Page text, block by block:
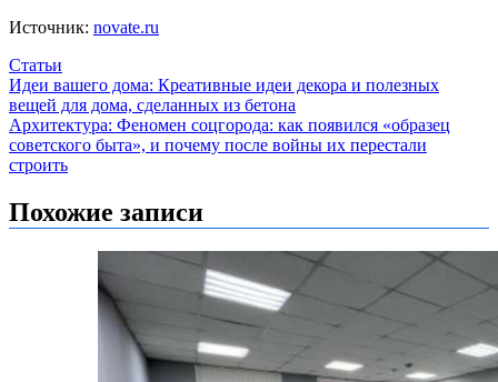
Источник: novate.ru
Статьи
Навигация
по
записям
Идеи вашего дома: Креативные идеи декора и полезных
вещей для дома, сделанных из бетона
Архитектура: Феномен соцгорода: как появился «образец
советского быта», и почему после войны их перестали
строить
Похожие записи